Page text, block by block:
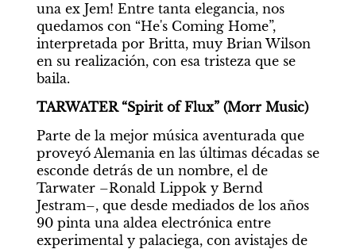
una ex Jem! Entre tanta elegancia, nos
quedamos con “He's Coming Home”,
interpretada por Britta, muy Brian Wilson
en su realización, con esa tristeza que se
baila.
TARWATER “Spirit of Flux” (Morr Music)
Parte de la mejor música aventurada que
proveyó Alemania en las últimas décadas se
esconde detrás de un nombre, el de
Tarwater –Ronald Lippok y Bernd
Jestram–, que desde mediados de los años
90 pinta una aldea electrónica entre
experimental y palaciega, con avistajes de